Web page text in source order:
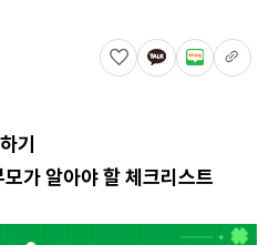
기
가 알아야 할 체크리스트